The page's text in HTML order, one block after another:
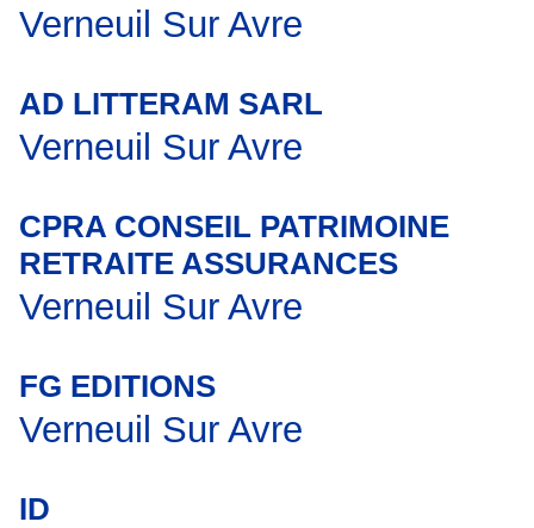
Verneuil Sur Avre
AD LITTERAM SARL
Verneuil Sur Avre
CPRA CONSEIL PATRIMOINE
RETRAITE ASSURANCES
Verneuil Sur Avre
FG EDITIONS
Verneuil Sur Avre
ID